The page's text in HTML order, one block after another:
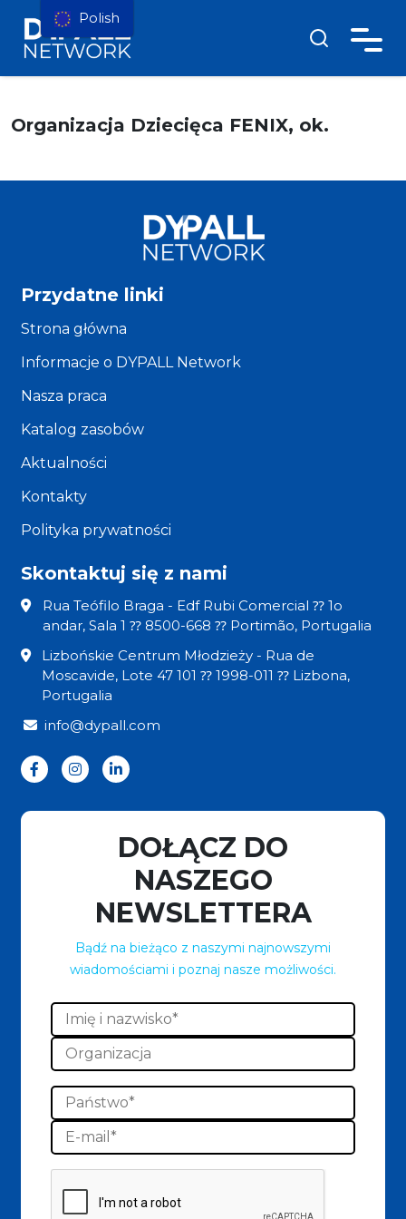
Organizacja Dziecięca FENIX, ok.
Przydatne linki
Strona główna
Informacje o DYPALL Network
Nasza praca
Katalog zasobów
Aktualności
Kontakty
Polityka prywatności
Skontaktuj się z nami
Rua Teófilo Braga - Edf Rubi Comercial ⁇ 1o
andar, Sala 1 ⁇ 8500-668 ⁇ Portimão, Portugalia
Lizbońskie Centrum Młodzieży - Rua de
Moscavide, Lote 47 101 ⁇ 1998-011 ⁇ Lizbona,
Portugalia
info@dypall.com
DOŁĄCZ DO
NASZEGO
NEWSLETTERA
Bądź na bieżąco z naszymi najnowszymi
wiadomościami i poznaj nasze możliwości.
Polish